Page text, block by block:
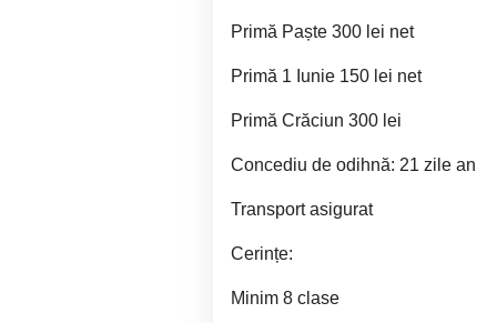
Primă Paște 300 lei net
Primă 1 Iunie 150 lei net
Primă Crăciun 300 lei
Concediu de odihnă: 21 zile an
Transport asigurat
Cerințe:
Minim 8 clase